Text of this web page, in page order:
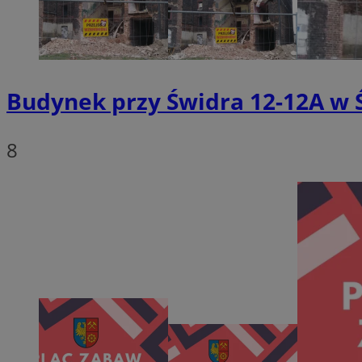
Budynek przy Świdra 12-12A
8
_ga_DEDM2KCVWQ
__eoi